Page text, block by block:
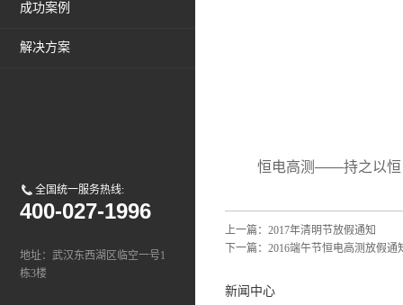
成功案例
解决方案
全国统一服务热线:
400-027-1996
地址：武汉东西湖区临空一号1
栋3楼
恒电高测——持之以恒
上一篇： 2017年清明节放假通知
下一篇： 2016端午节恒电高测放假通
新闻中心